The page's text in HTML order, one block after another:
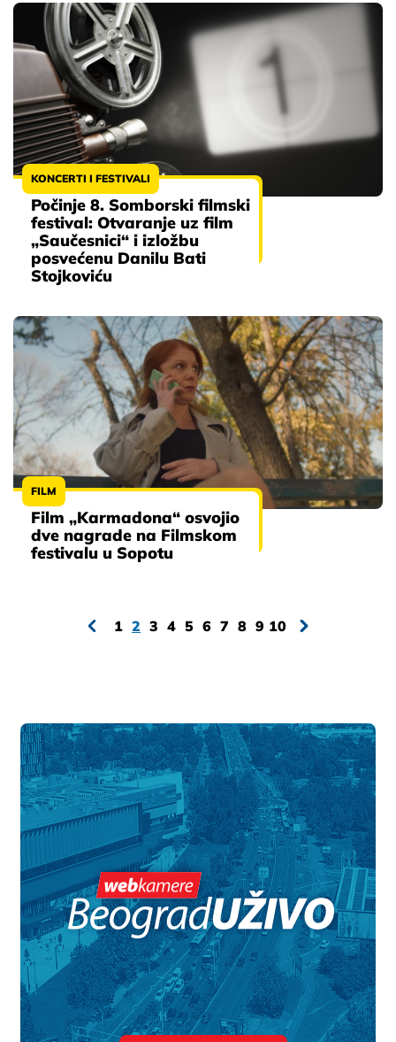
KONCERTI I FESTIVALI
Počinje 8. Somborski filmski
festival: Otvaranje uz film
„Saučesnici“ i izložbu
posvećenu Danilu Bati
Stojkoviću
FILM
Film „Karmadona“ osvojio
dve nagrade na Filmskom
festivalu u Sopotu
1 2 3 4 5 6 7 8 9 10